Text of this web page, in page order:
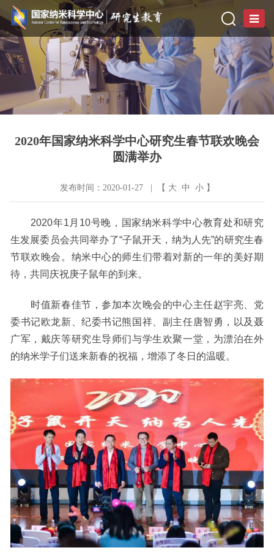
2020年国家纳米科学中心研究生春节联欢晚会
圆满举办
发布时间：2020-01-27 | 【 大 中 小】
2020年1月10号晚，国家纳米科学中心教育处和研究
生发展委员会共同举办了“子鼠开天，纳为人先”的研究生春
节联欢晚会。纳米中心的师生们带着对新的一年的美好期
待，共同庆祝庚子鼠年的到来。
时值新春佳节，参加本次晚会的中心主任赵宇亮、党
委书记欧龙新、纪委书记熊国祥、副主任唐智勇，以及聂
广军，戴庆等研究生导师们与学生欢聚一堂，为漂泊在外
的纳米学子们送来新春的祝福，增添了冬日的温暖。